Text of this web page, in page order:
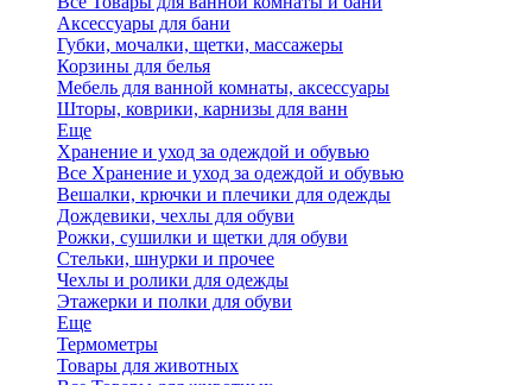
Аксессуары для бани
Губки, мочалки, щетки, массажеры
Корзины для белья
Мебель для ванной комнаты, аксессуары
Шторы, коврики, карнизы для ванн
Еще
Хранение и уход за одеждой и обувью
Все Хранение и уход за одеждой и обувью
Вешалки, крючки и плечики для одежды
Дождевики, чехлы для обуви
Рожки, сушилки и щетки для обуви
Стельки, шнурки и прочее
Чехлы и ролики для одежды
Этажерки и полки для обуви
Еще
Термометры
Товары для животных